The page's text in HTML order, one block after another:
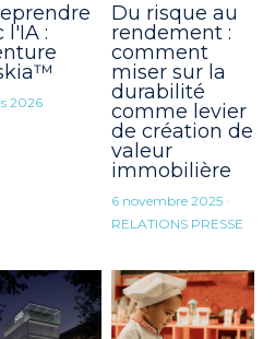
l'IA :
2026
Du risque au
rendement :
comment
miser sur la
durabilité
comme levier
de création de
valeur
immobilière
6 novembre 2025·
RELATIONS PRESSE